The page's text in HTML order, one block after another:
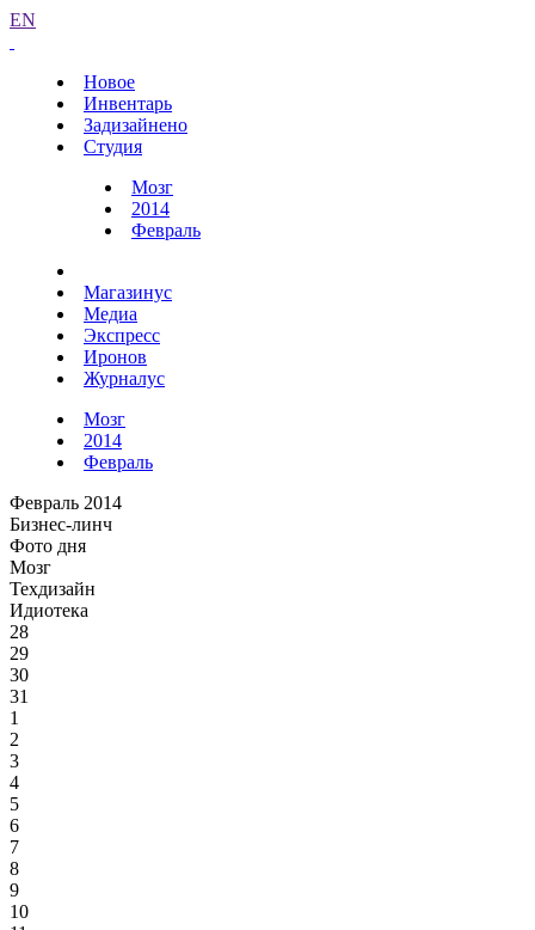
EN
Новое
Инвентарь
Задизайнено
Студия
Мозг
2014
Февраль
Магазинус
Медиа
Экспресс
Иронов
Журналус
Мозг
2014
Февраль
Февраль 2014
Бизнес-линч
Фото дня
Мозг
Техдизайн
Идиотека
28
29
30
31
1
2
3
4
5
6
7
8
9
10